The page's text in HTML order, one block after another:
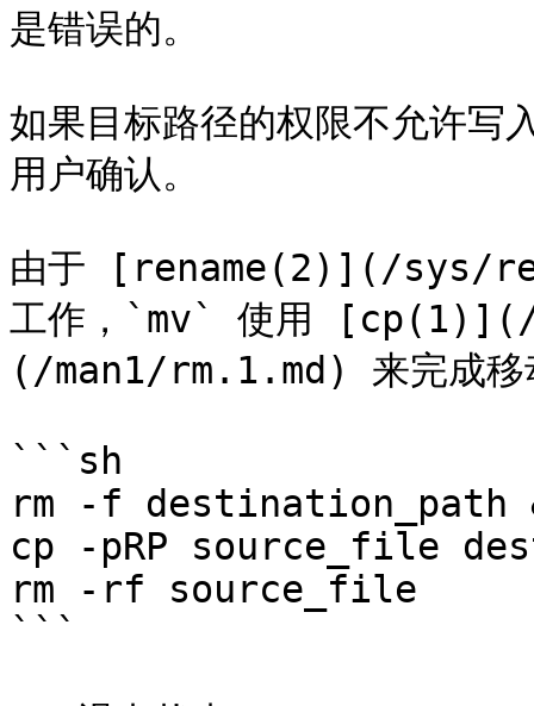
是错误的。
如果目标路径的权限不允许
用户确认。
由于 [rename(2)](/sys/
工作，`mv` 使用
(/man1/rm.1.md) 来完成移
```sh
rm -f destination_path
cp -pRP source_file
rm -rf source_file
```